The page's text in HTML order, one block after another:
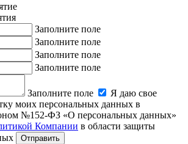
Заполните поле
Заполните поле
Заполните поле
Заполните поле
Заполните поле
Я даю свое
моих персональных данных в
№152-ФЗ «О персональных данных»
Компании в области защиты
Отправить